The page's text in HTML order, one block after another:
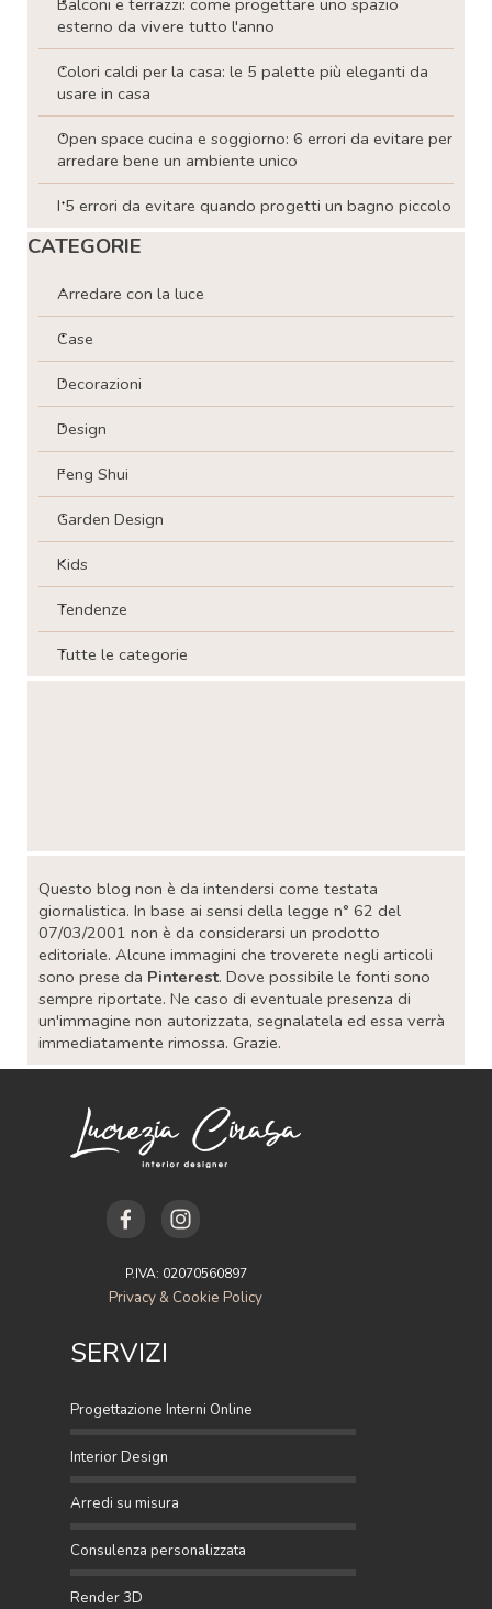
esterno da vivere tutto l'anno
Colori caldi per la casa: le 5 palette più eleganti da
usare in casa
Open space cucina e soggiorno: 6 errori da evitare per
arredare bene un ambiente unico
I 5 errori da evitare quando progetti un bagno piccolo
Salta blocco CATEGORIE
CATEGORIE
Arredare con la luce
Case
Decorazioni
Design
Feng Shui
Garden Design
Kids
Tendenze
Tutte le categorie
Questo blog non è da intendersi come testata
giornalistica. In base ai sensi della legge n° 62 del
07/03/2001 non è da considerarsi un prodotto
editoriale. Alcune immagini che troverete negli articoli
sono prese da Pinterest. Dove possibile le fonti sono
sempre riportate. Ne caso di eventuale presenza di
un'immagine non autorizzata, segnalatela ed essa verrà
immediatamente rimossa. Grazie.
SERVIZI
Progettazione Interni Online
Interior Design
Arredi su misura
Consulenza personalizzata
Render 3D
P.IVA: 02070560897
Privacy & Cookie Policy